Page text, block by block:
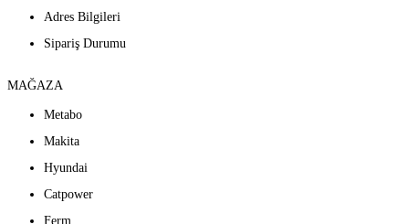
Adres Bilgileri
Sipariş Durumu
MAĞAZA
Metabo
Makita
Hyundai
Catpower
Ferm